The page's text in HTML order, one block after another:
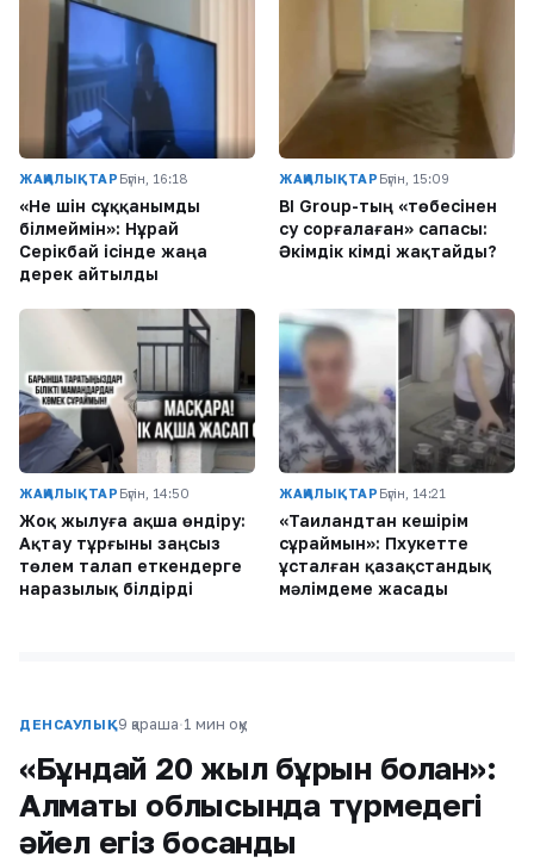
ЖАҢАЛЫҚТАР Бүгін, 16:18
«Не үшін сұққанымды
білмеймін»: Нұрай
Серікбай ісінде жаңа
дерек айтылды
ЖАҢАЛЫҚТАР Бүгін, 15:09
BI Group-тың «төбесінен
су сорғалаған» сапасы:
Әкімдік кімді жақтайды?
ЖАҢАЛЫҚТАР Бүгін, 14:50
Жоқ жылуға ақша өндіру:
Ақтау тұрғыны заңсыз
төлем талап еткендерге
наразылық білдірді
ЖАҢАЛЫҚТАР Бүгін, 14:21
«Таиландтан кешірім
сұраймын»: Пхукетте
ұсталған қазақстандық
мәлімдеме жасады
ДЕНСАУЛЫҚ9 қараша·1 мин оқу
«Бұндай 20 жыл бұрын болған»:
Алматы облысында түрмедегі
әйел егіз босанды